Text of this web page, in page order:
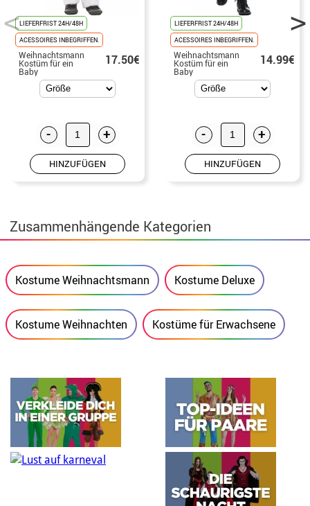
LIEFERFRIST 24H/48H
ACESSOIRES INBEGRIFFEN.
Weihnachtsmann
Kostüm für ein
Baby
17.50€
- +
HINZUFÜGEN
LIEFERFRIST 24H/48H
ACESSOIRES INBEGRIFFEN.
Weihnachtsmann
Kostüm für ein
Baby
14.99€
- +
HINZUFÜGEN
Zusammenhängende Kategorien
Kostume Weihnachtsmann Kostume Deluxe
Kostume Weihnachten Kostüme für Erwachsene